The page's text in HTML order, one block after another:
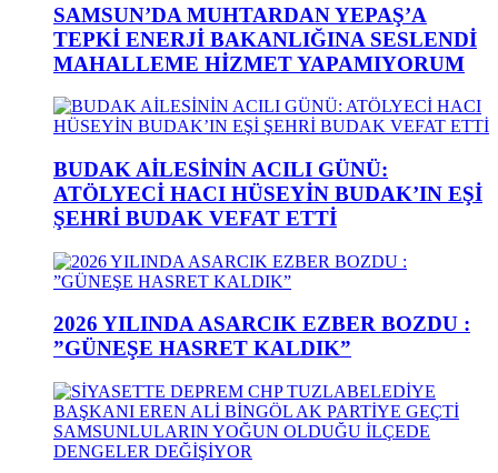
SAMSUN’DA MUHTARDAN YEPAŞ’A
TEPKİ ENERJİ BAKANLIĞINA SESLENDİ
MAHALLEME HİZMET YAPAMIYORUM
BUDAK AİLESİNİN ACILI GÜNÜ:
ATÖLYECİ HACI HÜSEYİN BUDAK’IN EŞİ
ŞEHRİ BUDAK VEFAT ETTİ
2026 YILINDA ASARCIK EZBER BOZDU :
”GÜNEŞE HASRET KALDIK”